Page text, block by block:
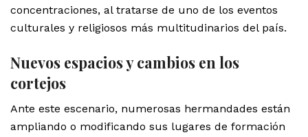
concentraciones, al tratarse de uno de los eventos
culturales y religiosos más multitudinarios del país.
Nuevos espacios y cambios en los
cortejos
Ante este escenario, numerosas hermandades están
ampliando o modificando sus lugares de formación